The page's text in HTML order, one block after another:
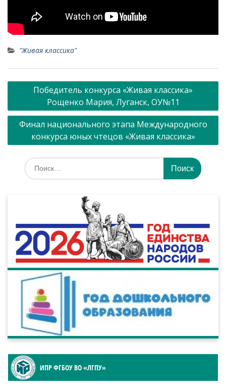
"Живая классика"
Навигация
записям
Победитель конкурса «Живая классика»
Рощенко Мария, Луганск, ОУ№11
Финал национального этапа Международного
конкурса юных чтецов «Живая классика»
Искать:
ИПР ФГБОУ ВО «ЛГПУ»